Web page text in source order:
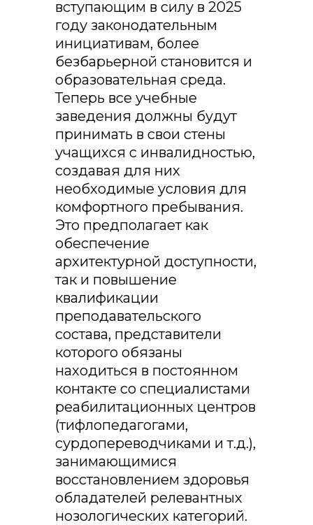
вступающим в силу в 2025
году законодательным
инициативам, более
безбарьерной становится и
образовательная среда.
Теперь все учебные
заведения должны будут
принимать в свои стены
учащихся с инвалидностью,
создавая для них
необходимые условия для
комфортного пребывания.
Это предполагает как
обеспечение
архитектурной доступности,
так и повышение
квалификации
преподавательского
состава, представители
которого обязаны
находиться в постоянном
контакте со специалистами
реабилитационных центров
(тифлопедагогами,
сурдопереводчиками и т.д.),
занимающимися
восстановлением здоровья
обладателей релевантных
нозологических категорий.